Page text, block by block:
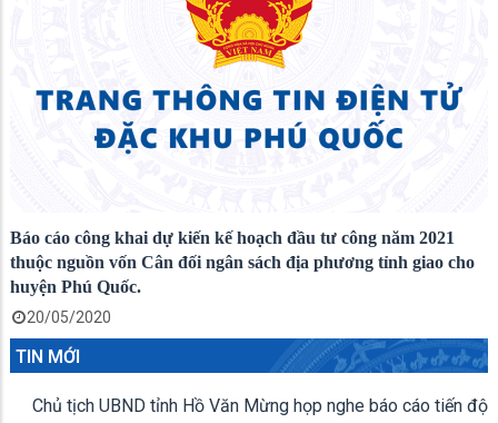
Báo cáo công khai dự kiến kế hoạch đầu tư công năm 2021
thuộc nguồn vốn Cân đối ngân sách địa phương tỉnh giao cho
huyện Phú Quốc.
20/05/2020
TIN MỚI
Chủ tịch UBND tỉnh Hồ Văn Mừng họp nghe báo cáo tiến độ